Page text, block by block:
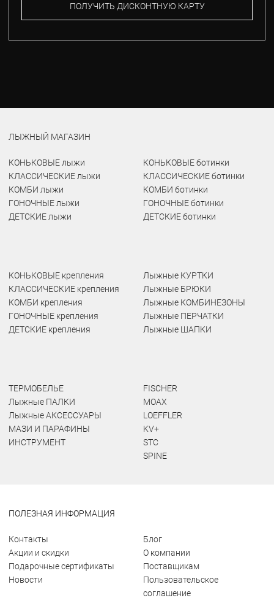
ПОЛУЧИТЬ ДИСКОНТНУЮ КАРТУ
ЛЫЖНЫЙ МАГАЗИН
КОНЬКОВЫЕ лыжи
КЛАССИЧЕСКИЕ лыжи
КОМБИ лыжи
ГОНОЧНЫЕ лыжи
ДЕТСКИЕ лыжи
КОНЬКОВЫЕ ботинки
КЛАССИЧЕСКИЕ ботинки
КОМБИ ботинки
ГОНОЧНЫЕ ботинки
ДЕТСКИЕ ботинки
КОНЬКОВЫЕ крепления
КЛАССИЧЕСКИЕ крепления
КОМБИ крепления
ГОНОЧНЫЕ крепления
ДЕТСКИЕ крепления
Лыжные КУРТКИ
Лыжные БРЮКИ
Лыжные КОМБИНЕЗОНЫ
Лыжные ПЕРЧАТКИ
Лыжные ШАПКИ
ТЕРМОБЕЛЬЕ
Лыжные ПАЛКИ
Лыжные АКСЕССУАРЫ
МАЗИ И ПАРАФИНЫ
ИНСТРУМЕНТ
FISCHER
MOAX
LOEFFLER
KV+
STC
SPINE
ПОЛЕЗНАЯ ИНФОРМАЦИЯ
Контакты
Акции и скидки
Подарочные сертификаты
Новости
Блог
О компании
Поставщикам
Пользовательское
соглашение